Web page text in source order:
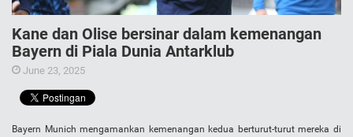
Kane dan Olise bersinar dalam kemenangan
Bayern di Piala Dunia Antarklub
June 23, 2025
Bayern Munich mengamankan kemenangan kedua berturut-turut mereka di